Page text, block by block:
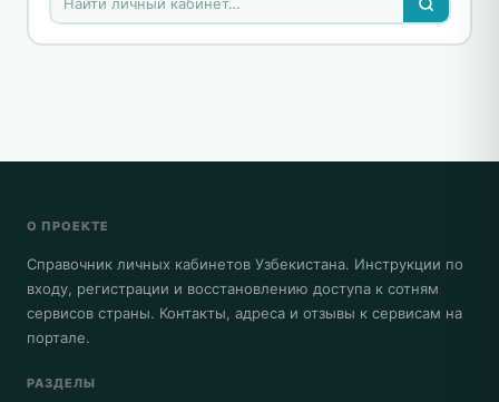
О ПРОЕКТЕ
Справочник личных кабинетов Узбекистана. Инструкции по
входу, регистрации и восстановлению доступа к сотням
сервисов страны. Контакты, адреса и отзывы к сервисам на
портале.
РАЗДЕЛЫ